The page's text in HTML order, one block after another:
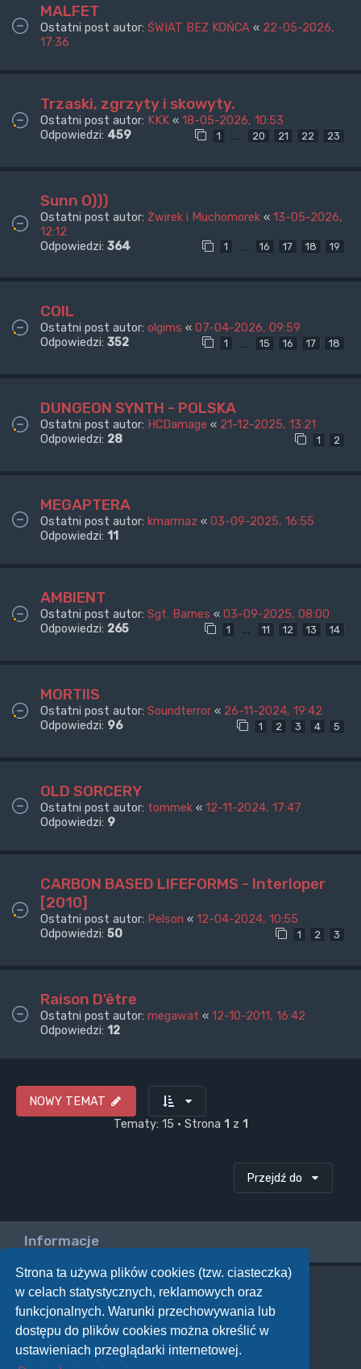
Strona ta używa plików cookies (tzw. ciasteczka)
w celach statystycznych, reklamowych oraz
funkcjonalnych. Warunki przechowywania lub
dostępu do plików cookies można określić w
ustawieniach przeglądarki internetowej.
MALFET
Ostatni post autor: ŚWIAT BEZ KOŃCA « 22-05-2026,
17:36
Trzaski, zgrzyty i skowyty.
Ostatni post autor: KKK « 18-05-2026, 10:53
Odpowiedzi: 459 1 … 20 21 22 23
Sunn O)))
Ostatni post autor: Żwirek i Muchomorek « 13-05-2026,
12:12
Odpowiedzi: 364 1 … 16 17 18 19
COIL
Ostatni post autor: olgims « 07-04-2026, 09:59
Odpowiedzi: 352 1 … 15 16 17 18
DUNGEON SYNTH - POLSKA
Ostatni post autor: HCDamage « 21-12-2025, 13:21
Odpowiedzi: 28 1 2
MEGAPTERA
Ostatni post autor: kmarmaz « 03-09-2025, 16:55
Odpowiedzi: 11
AMBIENT
Ostatni post autor: Sgt. Barnes « 03-09-2025, 08:00
Odpowiedzi: 265 1 … 11 12 13 14
MORTIIS
Ostatni post autor: Soundterror « 26-11-2024, 19:42
Odpowiedzi: 96 1 2 3 4 5
OLD SORCERY
Ostatni post autor: tommek « 12-11-2024, 17:47
Odpowiedzi: 9
CARBON BASED LIFEFORMS - Interloper
[2010]
Ostatni post autor: Pelson « 12-04-2024, 10:55
Odpowiedzi: 50 1 2 3
Raison D'être
Ostatni post autor: megawat « 12-10-2011, 16:42
Odpowiedzi: 12
NOWY TEMAT
Tematy: 15 • Strona 1 z 1
Przejdź do
Informacje
Twoje uprawnienia na tym forum
Nie możesztworzyć nowych tematów
Nie możeszodpowiadać w tematach
Nie możesz zmieniać swoich postów
Nie możesz
usuwać swoich postów